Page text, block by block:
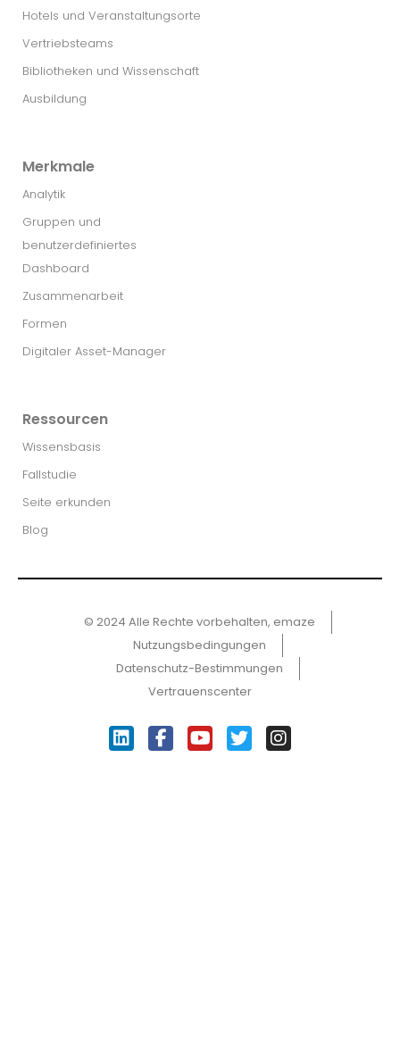
Hotels und Veranstaltungsorte
Vertriebsteams
Bibliotheken und Wissenschaft
Ausbildung
Merkmale
Analytik
Gruppen und
benutzerdefiniertes
Dashboard
Zusammenarbeit
Formen
Digitaler Asset-Manager
Ressourcen
Wissensbasis
Fallstudie
Seite erkunden
Blog
© 2024 Alle Rechte vorbehalten, emaze
Nutzungsbedingungen
Datenschutz-Bestimmungen
Vertrauenscenter